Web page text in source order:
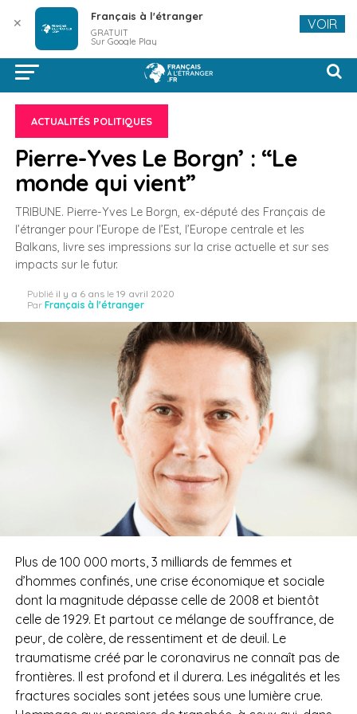
ACTUALITÉS POLITIQUES
Pierre-Yves Le Borgn’ : “Le
monde qui vient”
TRIBUNE. Pierre-Yves Le Borgn, ex-député des Français de
l’étranger pour l’Europe de l’Est, l’Europe centrale et les
Balkans, livre ses impressions sur la crise actuelle et sur ses
impacts sur le futur.
Publié il y a 6 ans le 19 avril 2020
Par Français à l'étranger
Plus de 100 000 morts, 3 milliards de femmes et
d’hommes confinés, une crise économique et sociale
dont la magnitude dépasse celle de 2008 et bientôt
celle de 1929. Et partout ce mélange de souffrance, de
peur, de colère, de ressentiment et de deuil. Le
traumatisme créé par le coronavirus ne connaît pas de
frontières. Il est profond et il durera. Les inégalités et les
fractures sociales sont jetées sous une lumière crue.
✕ Français à l'étranger
GRATUIT
Sur Google Play
VOIR